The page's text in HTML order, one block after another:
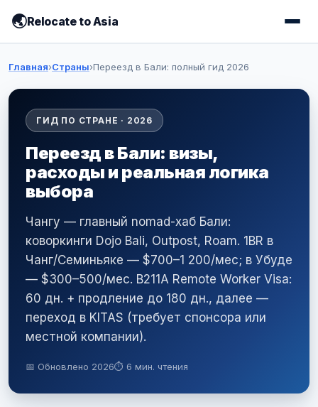
Relocate to Asia
Главная›Страны›Переезд в Бали: полный гид 2026
ГИД ПО СТРАНЕ · 2026
Переезд в Бали: визы,
расходы и реальная логика
выбора
Чангу — главный nomad-хаб Бали:
коворкинги Dojo Bali, Outpost, Roam. 1BR в
Чанг/Семиньяке — $700–1 200/мес; в Убуде
— $300–500/мес. B211A Remote Worker Visa:
60 дн. + продление до 180 дн., далее —
переход в KITAS (требует спонсора или
местной компании).
📅 Обновлено 2026⏱ 6 мин. чтения